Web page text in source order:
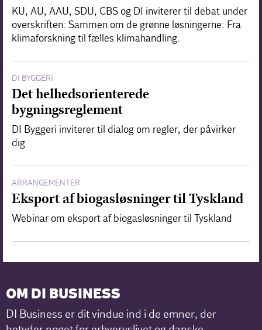
KU, AU, AAU, SDU, CBS og DI inviterer til debat under
overskriften: Sammen om de grønne løsningerne: Fra
klimaforskning til fælles klimahandling.
DI BYGGERI
Det helhedsorienterede
bygningsreglement
DI Byggeri inviterer til dialog om regler, der påvirker
dig
ARRANGEMENTER
Eksport af biogasløsninger til Tyskland
Webinar om eksport af biogasløsninger til Tyskland
OM DI BUSINESS
DI Business er dit vindue ind i de emner, der